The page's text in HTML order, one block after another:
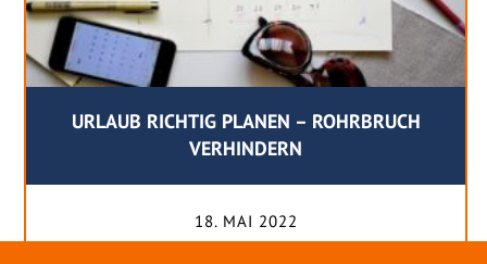
URLAUB RICHTIG PLANEN – ROHRBRUCH
VERHINDERN
18. MAI 2022